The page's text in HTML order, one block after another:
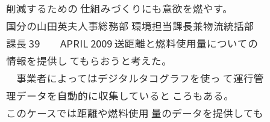
削減するための 仕組みづくりにも意欲を燃やす。
国分の山田英夫人事総務部 環境担当課長兼物流統括部
課長 39 APRIL 2009 送距離と燃料使用量についての
情報を提供し てもらおうと考えた。
事業者によってはデジタルタコグラフを使っ て運行管
理データを自動的に収集していると ころもある。
このケースでは距離や燃料使用 量のデータを提供しても